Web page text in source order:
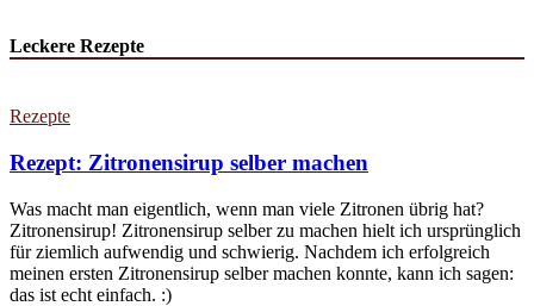
Leckere Rezepte
Rezepte
Rezept: Zitronensirup selber machen
Was macht man eigentlich, wenn man viele Zitronen übrig hat?
Zitronensirup! Zitronensirup selber zu machen hielt ich ursprünglich
für ziemlich aufwendig und schwierig. Nachdem ich erfolgreich
meinen ersten Zitronensirup selber machen konnte, kann ich sagen:
das ist echt einfach. :)